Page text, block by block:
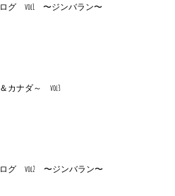
グ vol1 〜ジンバラン〜
カナダ～ vol3
グ vol2 〜ジンバラン〜